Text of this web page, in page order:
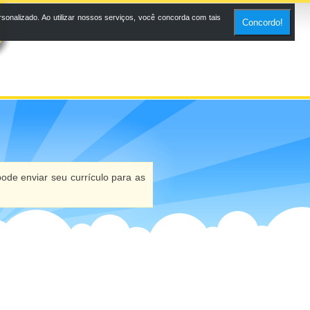
enviar seu currículo para as
Ao utilizar nossos serviços, você concorda com tais Concordo!